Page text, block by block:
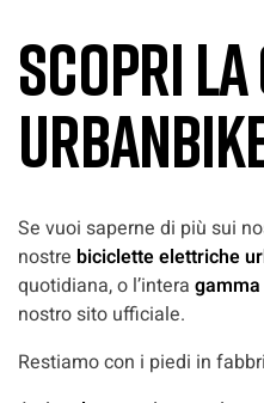
Scopri la
Se vuoi saperne di più sui
nostre biciclette elettriche
quotidiana, o l’intera
nostro sito ufficiale.
Restiamo con i piedi in